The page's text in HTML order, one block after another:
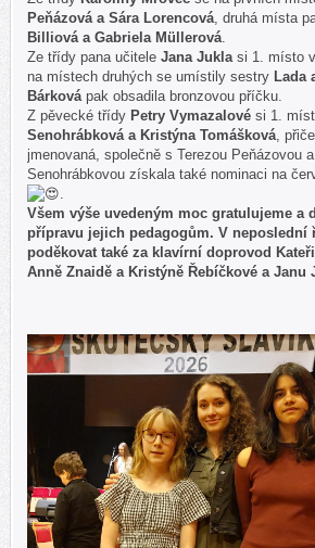
Peňázová a Sára Lorencová, druhá místa
Billiová a Gabriela Müllerová.
Ze třídy pana učitele Jana Juklasi 1. místo
na místech druhých se umístily sestry Lada
Bárkovápak obsadila bronzovou příčku.
Z pěvecké třídy Petry Vymazalové si 1.
Senohrábková a Kristýna Tomášková,
jmenovaná, společně s Terezou Peňázovou
Senohrábkovou získala také nominaci na
.
Všem výše uvedeným moc gratulujeme a
přípravu jejich pedagogům. V neposlední
poděkovat také za klavírní doprovod
Anně Znaidě a Kristýně Řebíčkové a Janu